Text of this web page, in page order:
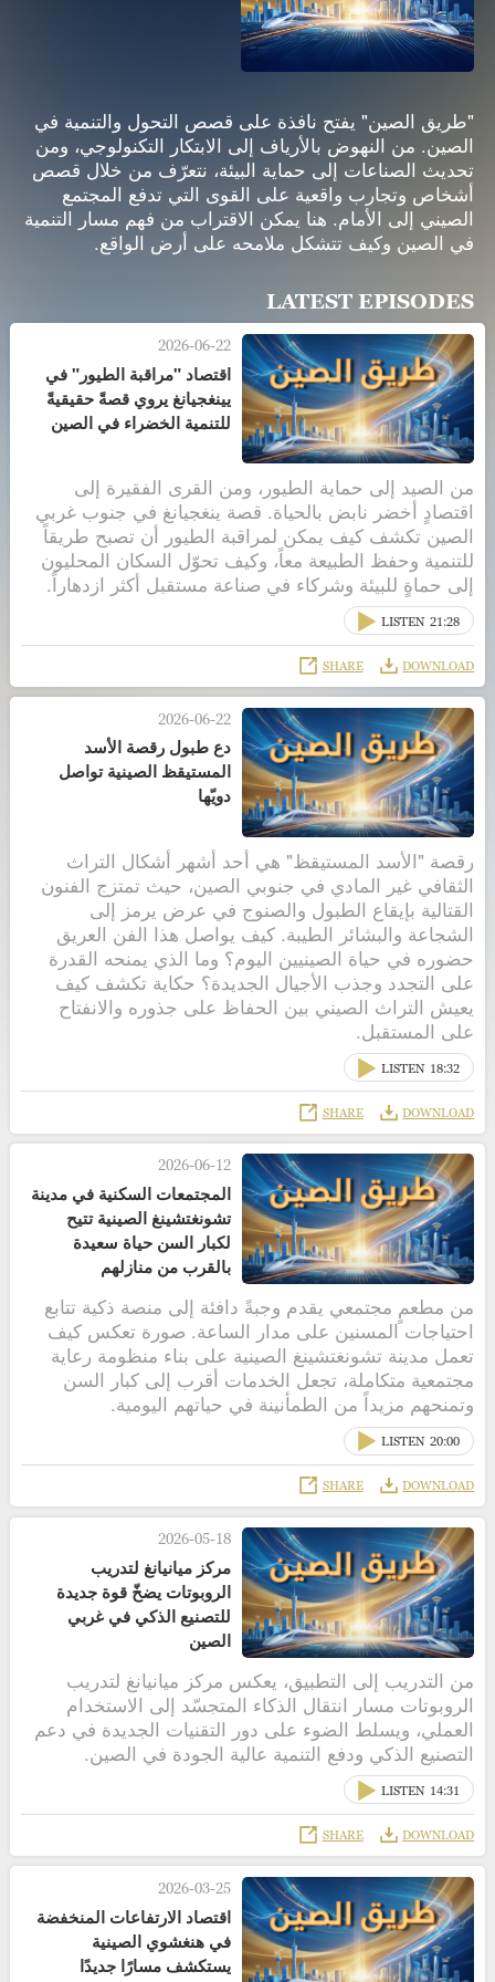
"طريق الصين" يفتح نافذة على قصص التحول والتنمية في
الصين. من النهوض بالأرياف إلى الابتكار التكنولوجي، ومن
تحديث الصناعات إلى حماية البيئة، نتعرّف من خلال قصص
أشخاص وتجارب واقعية على القوى التي تدفع المجتمع
الصيني إلى الأمام. هنا يمكن الاقتراب من فهم مسار التنمية
في الصين وكيف تتشكل ملامحه على أرض الواقع.
LATEST EPISODES
2026-06-22
اقتصاد "مراقبة الطيور" في
يينغجيانغ يروي قصةً حقيقيةً
للتنمية الخضراء في الصين
من الصيد إلى حماية الطيور، ومن القرى الفقيرة إلى
اقتصادٍ أخضر نابض بالحياة. قصة ينغجيانغ في جنوب غربي
الصين تكشف كيف يمكن لمراقبة الطيور أن تصبح طريقاً
للتنمية وحفظ الطبيعة معاً، وكيف تحوّل السكان المحليون
إلى حماةٍ للبيئة وشركاء في صناعة مستقبل أكثر ازدهاراً.
LISTEN 21:28
DOWNLOAD
SHARE
2026-06-22
دع طبول رقصة الأسد
المستيقظ الصينية تواصل
دويّها
رقصة "الأسد المستيقظ" هي أحد أشهر أشكال التراث
الثقافي غير المادي في جنوبي الصين، حيث تمتزج الفنون
القتالية بإيقاع الطبول والصنوج في عرض يرمز إلى
الشجاعة والبشائر الطيبة. كيف يواصل هذا الفن العريق
حضوره في حياة الصينيين اليوم؟ وما الذي يمنحه القدرة
على التجدد وجذب الأجيال الجديدة؟ حكاية تكشف كيف
يعيش التراث الصيني بين الحفاظ على جذوره والانفتاح
على المستقبل.
LISTEN 18:32
DOWNLOAD
SHARE
2026-06-12
المجتمعات السكنية في مدينة
تشونغتشينغ الصينية تتيح
لكبار السن حياة سعيدة
بالقرب من منازلهم
من مطعمٍ مجتمعي يقدم وجبةً دافئة إلى منصة ذكية تتابع
احتياجات المسنين على مدار الساعة. صورة تعكس كيف
تعمل مدينة تشونغتشينغ الصينية على بناء منظومة رعاية
مجتمعية متكاملة، تجعل الخدمات أقرب إلى كبار السن
وتمنحهم مزيداً من الطمأنينة في حياتهم اليومية.
LISTEN 20:00
DOWNLOAD
SHARE
2026-05-18
مركز ميانيانغ لتدريب
الروبوتات يضخّ قوة جديدة
للتصنيع الذكي في غربي
الصين
من التدريب إلى التطبيق، يعكس مركز ميانيانغ لتدريب
الروبوتات مسار انتقال الذكاء المتجسّد إلى الاستخدام
العملي، ويسلط الضوء على دور التقنيات الجديدة في دعم
التصنيع الذكي ودفع التنمية عالية الجودة في الصين.
LISTEN 14:31
DOWNLOAD
SHARE
2026-03-25
اقتصاد الارتفاعات المنخفضة
في هنغشوي الصينية
يستكشف مسارًا جديدًا